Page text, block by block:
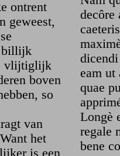
ontrent
geweest,
billijk
vlijtiglijk
boven
so
van
het
is een
decôre
eam ut
quae
Longè
regale
bene